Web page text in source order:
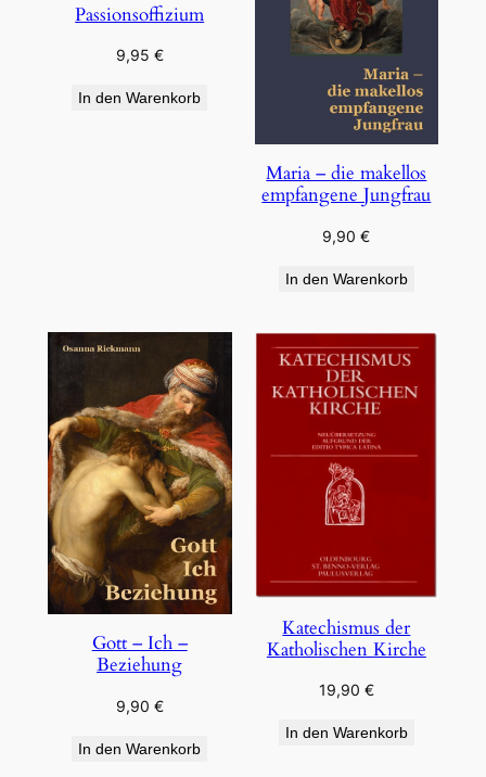
Passionsoffizium
9,95 €
In den Warenkorb
Maria – die makellos
empfangene Jungfrau
9,90€
In den Warenkorb
Gott – Ich –
Beziehung
9,90 €
In den Warenkorb
Katechismus der
Katholischen Kirche
19,90 €
In den Warenkorb